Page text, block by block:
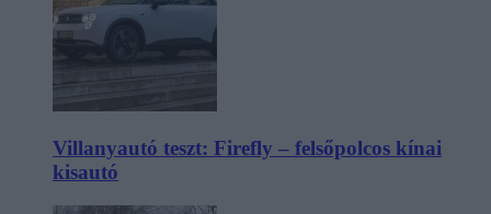
Villanyautó teszt: Firefly – felsőpolcos kínai
kisautó